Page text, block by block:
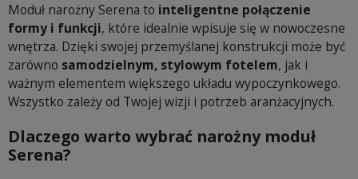
Moduł narożny Serena to inteligentne połączenie
formy i funkcji, które idealnie wpisuje się w nowoczesne
wnętrza. Dzięki swojej przemyślanej konstrukcji może być
zarówno samodzielnym, stylowym fotelem, jak i
ważnym elementem większego układu wypoczynkowego.
Wszystko zależy od Twojej wizji i potrzeb aranżacyjnych.
Dlaczego warto wybrać narożny moduł
Serena?